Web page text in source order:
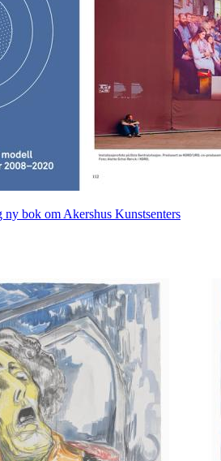
bok om Akershus Kunstsenters